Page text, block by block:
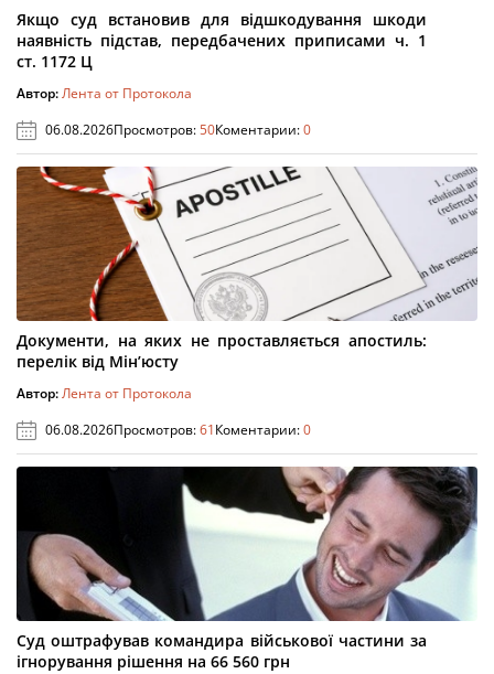
Якщо суд встановив для відшкодування шкоди
наявність підстав, передбачених приписами ч. 1
ст. 1172 Ц
Автор:Лента от Протокола
06.08.2026Просмотров:50Коментарии:0
Документи, на яких не проставляється апостиль:
перелік від Мін’юсту
Автор:Лента от Протокола
06.08.2026Просмотров:61Коментарии:0
Суд оштрафував командира військової частини за
ігнорування рішення на 66 560 грн